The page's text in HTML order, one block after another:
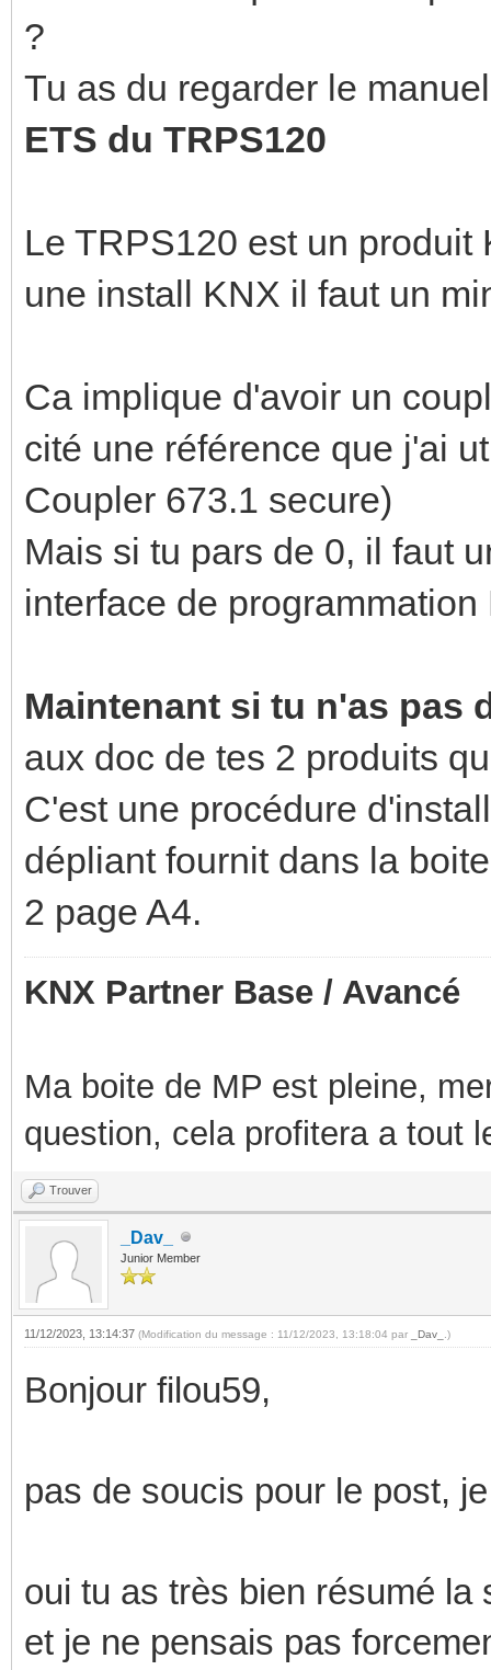
?
Tu as du regarder le
ETS du TRPS120
Le TRPS120 est un
une install KNX il faut un
Ca implique d'avoir un
cité une référence que j'ai
Coupler 673.1 secure)
Mais si tu pars de 0, il faut
interface de
Maintenant si tu n'as pas
aux doc de tes 2 produits
C'est une procédure
dépliant fournit dans la
2 page A4.
KNX Partner Base / Avancé
Ma boite de MP est pleine,
question, cela profitera a tout
Trouver
_Dav_
Junior Member
11/12/2023, 13:14:37 (Modification du message : 11/12/2023, 13:18:04 par _Dav_ .)
Bonjour filou59,
pas de soucis pour le post,
oui tu as très bien résumé
et je ne pensais pas